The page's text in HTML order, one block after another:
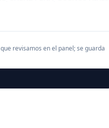
revisamos en el panel; se guarda